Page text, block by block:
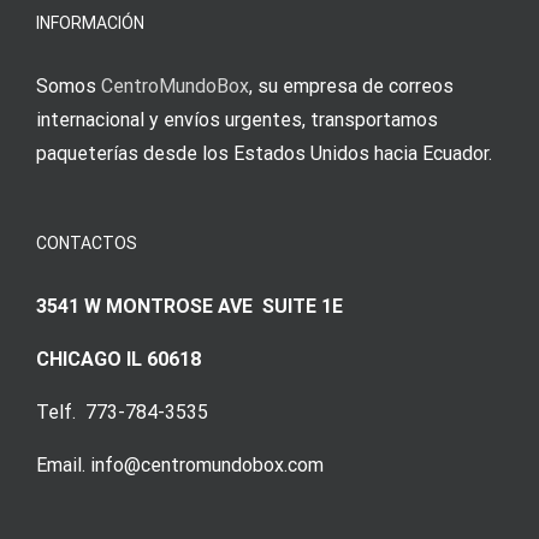
INFORMACIÓN
Somos CentroMundoBox, su empresa de correos
internacional y envíos urgentes, transportamos
paqueterías desde los Estados Unidos hacia Ecuador.
CONTACTOS
3541 W MONTROSE AVE SUITE 1E
CHICAGO IL 60618
Telf. 773-784-3535
Email. info@centromundobox.com